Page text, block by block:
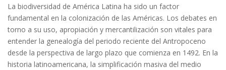
La biodiversidad de América Latina ha sido un factor
fundamental en la colonización de las Américas. Los debates en
torno a su uso, apropiación y mercantilización son vitales para
entender la genealogía del periodo reciente del Antropoceno
desde la perspectiva de largo plazo que comienza en 1492. En la
historia latinoamericana, la simplificación masiva del medio